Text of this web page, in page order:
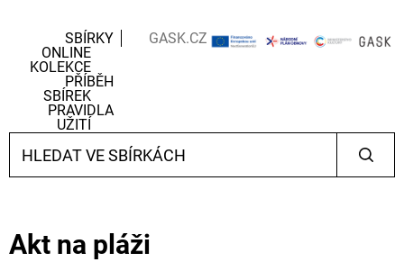
SBÍRKY
ONLINE
KOLEKCE
PŘÍBĚH
SBÍREK
PRAVIDLA
UŽITÍ
GASK.CZ
Akt na pláži